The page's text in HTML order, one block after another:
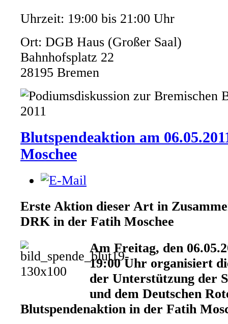
Uhrzeit: 19:00 bis 21:00 Uhr
Ort: DGB Haus (Großer Saal)
Bahnhofsplatz 22
28195 Bremen
Blutspendeaktion am
Moschee
Erste Aktion dieser Art in
DRK in der Fatih Moschee
Am Freitag, den
19:00 Uhr organisiert
der Unterstützung der
und dem Deutschen
Blutspendenaktion in der Fatih